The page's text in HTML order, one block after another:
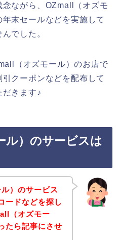
ながら、OZmall（オズモ
末セールなどを実施して
でした。
（オズモール）のお店で
クーポンなどを配布して
だきます♪
ル）のサービスは
）のサービス
ードなどを探し
（オズモー
たら記事にさせ